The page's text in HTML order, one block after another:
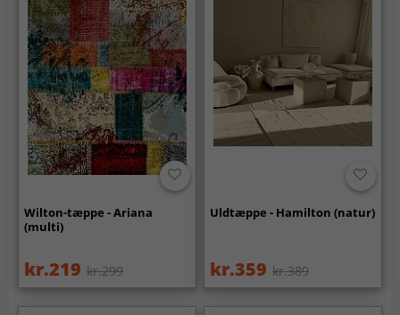
Wilton-tæppe - Ariana
(multi)
kr.219 kr.299
Uldtæppe - Hamilton (natur)
kr.359 kr.389